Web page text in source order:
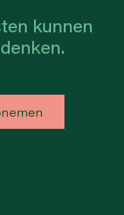
kunnen